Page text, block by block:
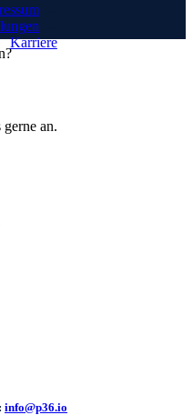
gerne an.
info@p36.io
Karriere